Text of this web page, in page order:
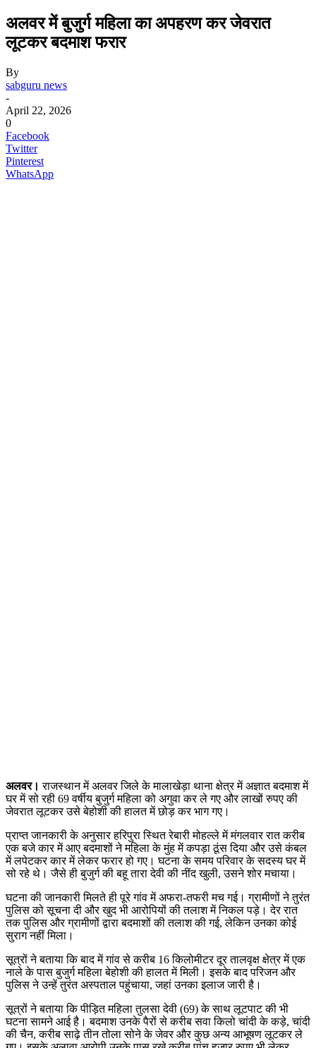
अलवर में बुजुर्ग महिला का अपहरण कर जेवरात
लूटकर बदमाश फरार
By
sabguru news
-
April 22, 2026
0
Facebook
Twitter
Pinterest
WhatsApp
अलवर। राजस्थान में अलवर जिले के मालाखेड़ा थाना क्षेत्र में अज्ञात बदमाश में
घर में सो रही 69 वर्षीय बुजुर्ग महिला को अगुवा कर ले गए और लाखों रुपए की
जेवरात लूटकर उसे बेहोशी की हालत में छोड़ कर भाग गए।
प्राप्त जानकारी के अनुसार हरिपुरा स्थित रेबारी मोहल्ले में मंगलवार रात करीब
एक बजे कार में आए बदमाशों ने महिला के मुंह में कपड़ा ठूंस दिया और उसे कंबल
में लपेटकर कार में लेकर फरार हो गए। घटना के समय परिवार के सदस्य घर में
सो रहे थे। जैसे ही बुजुर्ग की बहू तारा देवी की नींद खुली, उसने शोर मचाया।
घटना की जानकारी मिलते ही पूरे गांव में अफरा-तफरी मच गई। ग्रामीणों ने तुरंत
पुलिस को सूचना दी और खुद भी आरोपियों की तलाश में निकल पड़े। देर रात
तक पुलिस और ग्रामीणों द्वारा बदमाशों की तलाश की गई, लेकिन उनका कोई
सुराग नहीं मिला।
सूत्रों ने बताया कि बाद में गांव से करीब 16 किलोमीटर दूर तालवृक्ष क्षेत्र में एक
नाले के पास बुजुर्ग महिला बेहोशी की हालत में मिली। इसके बाद परिजन और
पुलिस ने उन्हें तुरंत अस्पताल पहुंचाया, जहां उनका इलाज जारी है।
सूत्रों ने बताया कि पीड़ित महिला तुलसा देवी (69) के साथ लूटपाट की भी
घटना सामने आई है। बदमाश उनके पैरों से करीब सवा किलो चांदी के कड़े, चांदी
की चैन, करीब साढ़े तीन तोला सोने के जेवर और कुछ अन्य आभूषण लूटकर ले